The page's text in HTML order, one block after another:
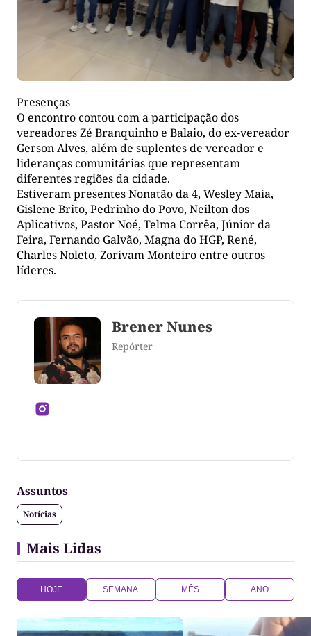
Presenças
O encontro contou com a participação dos
vereadores Zé Branquinho e Balaio, do ex-vereador
Gerson Alves, além de suplentes de vereador e
lideranças comunitárias que representam
diferentes regiões da cidade.
Estiveram presentes Nonatão da 4, Wesley Maia,
Gislene Brito, Pedrinho do Povo, Neilton dos
Aplicativos, Pastor Noé, Telma Corrêa, Júnior da
Feira, Fernando Galvão, Magna do HGP, René,
Charles Noleto, Zorivam Monteiro entre outros
líderes.
Brener Nunes
Repórter
Tocantins
Assuntos
Notícias
Mais Lidas
HOJE SEMANA MÊS ANO